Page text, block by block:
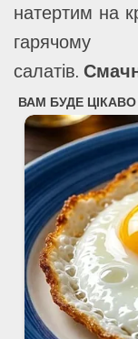
натертим на
салатів.